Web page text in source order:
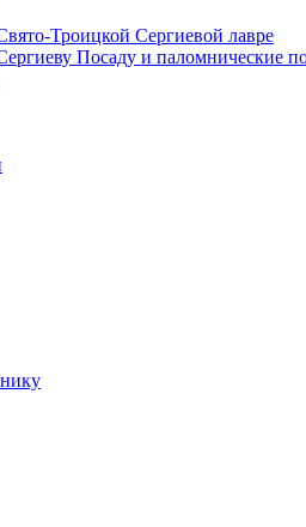
Троицкой Сергиевой лавре
Посаду и паломнические